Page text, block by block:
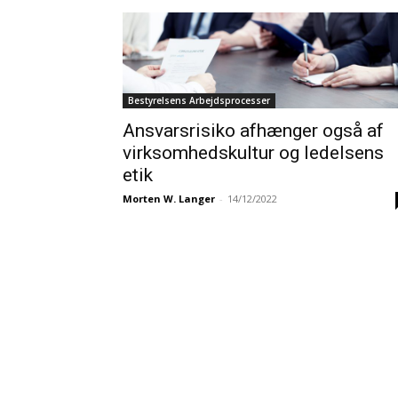
Bestyrelsens Arbejdsprocesser
Ansvarsrisiko afhænger også af
virksomhedskultur og ledelsens
etik
Morten W. Langer - 14/12/2022